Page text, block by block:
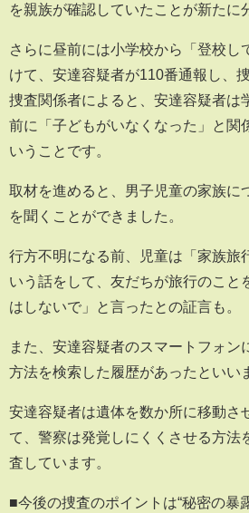
を親族が確認していたことが新たに
さらに昼前には小学校から「登校し
けて、安達容疑者が110番通報し、
捜査関係者によると、安達容疑者は
前に「子どもがいなくなった」と関
いうことです。
取材を進めると、男子児童の家族に
を聞くことができました。
行方不明になる前、児童は「家族旅
いう話をして、友だちが旅行のこと
はしないで」と言ったとの証言も。
また、安達容疑者のスマートフォン
方法を検索した履歴があったといい
安達容疑者は遺体を数か所に移動さ
て、警察は発覚しにくくさせる方法
査しています。
■今後の捜査のポイントは“秘密の暴